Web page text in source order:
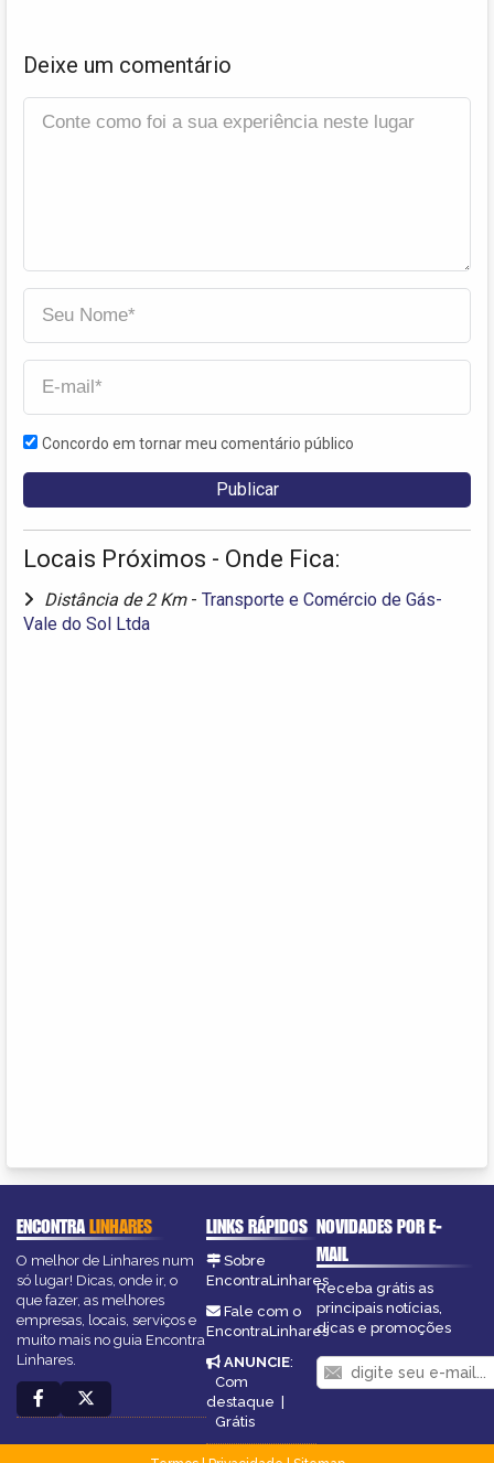
Deixe um comentário
Concordo em tornar meu comentário público
Locais Próximos - Onde Fica:
Distância de 2 Km - Transporte e Comércio de Gás-
Vale do Sol Ltda
ENCONTRALINHARES
O melhor de Linhares num
só lugar! Dicas, onde ir, o
que fazer, as melhores
empresas, locais, serviços e
muito mais no guia Encontra
Linhares.
LINKS RÁPIDOS
Sobre
EncontraLinhares
Fale com o
EncontraLinhares
ANUNCIE:
Com
destaque
Grátis
NOVIDADES POR E-
MAIL
Receba grátis as
principais notícias,
dicas e promoções